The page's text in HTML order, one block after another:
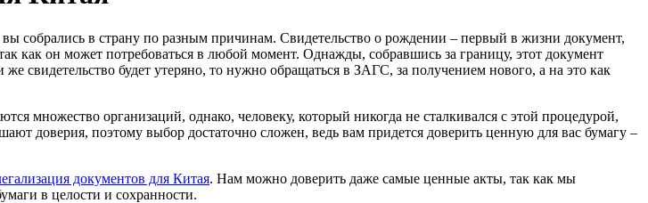
вы собрались в страну по разным причинам. Свидетельство о рождении – первый в жизни документ,
как он может потребоваться в любой момент. Однажды, собравшись за границу, этот документ
свидетельство будет утеряно, то нужно обращаться в ЗАГС, за получением нового, а на это как
множество организаций, однако, человеку, который никогда не сталкивался с этой процедурой,
доверия, поэтому выбор достаточно сложен, ведь вам придется доверить ценную для вас бумагу –
документов для Китая. Нам можно доверить даже самые ценные акты, так как мы
в целости и сохранности.